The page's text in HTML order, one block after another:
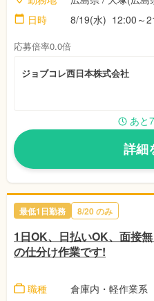
日時
8/19(水) 12:00～
応募倍率0.0倍
ジョブコレ西日本株式会社
あと
詳細
最低1日勤務 8/20 のみ
1日OK、日払いOK、面接
の仕分け作業です!
職種
倉庫内・軽作業系